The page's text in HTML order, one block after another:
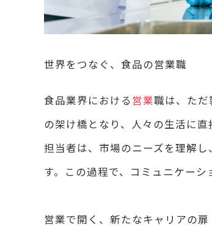
世界をつなぐ、食品の営業職
食品業界における 営業職は、た
の架け橋となり、人々の生活に
担当者は、市場のニーズを理解
す。この過程で、コミュニケー
営業で開く、新たなキャリアの扉